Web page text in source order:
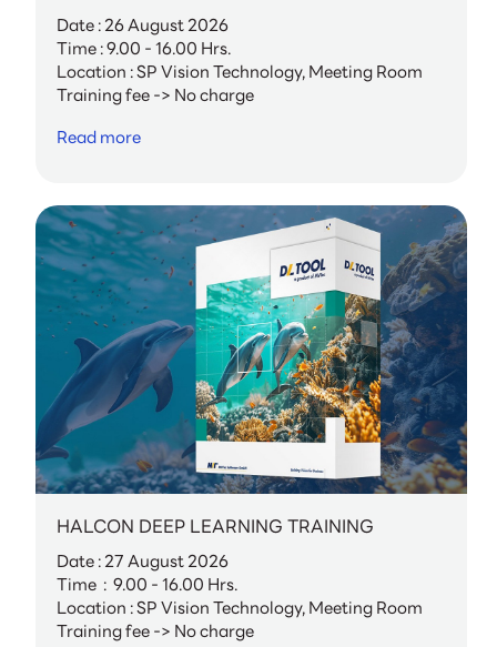
Date : 26 August 2026
Time : 9.00 - 16.00 Hrs.
Location : SP Vision Technology, Meeting Room
Training fee -> No charge
Read more
HALCON DEEP LEARNING TRAINING
Date : 27 August 2026
Time : 9.00 - 16.00 Hrs.
Location : SP Vision Technology, Meeting Room
Training fee -> No charge